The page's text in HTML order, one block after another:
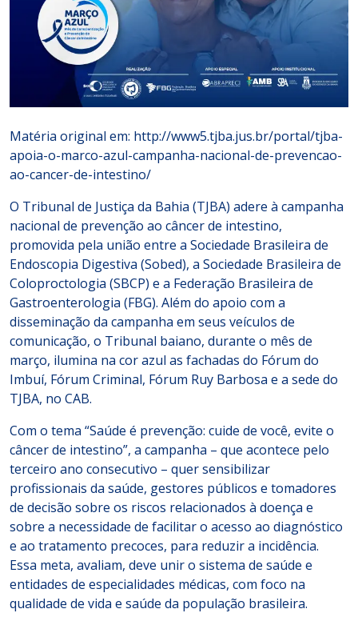
Matéria original em: http://www5.tjba.jus.br/portal/tjba-
apoia-o-marco-azul-campanha-nacional-de-prevencao-
ao-cancer-de-intestino/
O Tribunal de Justiça da Bahia (TJBA) adere à campanha
nacional de prevenção ao câncer de intestino,
promovida pela união entre a Sociedade Brasileira de
Endoscopia Digestiva (Sobed), a Sociedade Brasileira de
Coloproctologia (SBCP) e a Federação Brasileira de
Gastroenterologia (FBG). Além do apoio com a
disseminação da campanha em seus veículos de
comunicação, o Tribunal baiano, durante o mês de
março, ilumina na cor azul as fachadas do Fórum do
Imbuí, Fórum Criminal, Fórum Ruy Barbosa e a sede do
TJBA, no CAB.
Com o tema “Saúde é prevenção: cuide de você, evite o
câncer de intestino”, a campanha – que acontece pelo
terceiro ano consecutivo – quer sensibilizar
profissionais da saúde, gestores públicos e tomadores
de decisão sobre os riscos relacionados à doença e
sobre a necessidade de facilitar o acesso ao diagnóstico
e ao tratamento precoces, para reduzir a incidência.
Essa meta, avaliam, deve unir o sistema de saúde e
entidades de especialidades médicas, com foco na
qualidade de vida e saúde da população brasileira.